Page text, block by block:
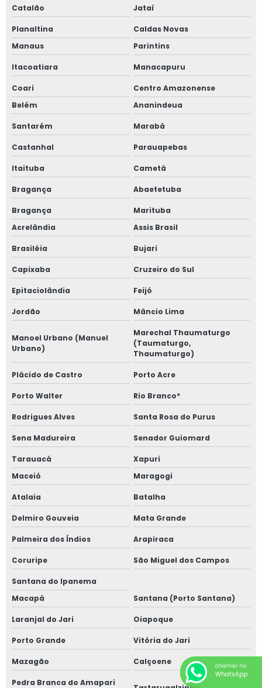
Catalão Jataí
Planaltina
Caldas Novas
Manaus
Parintins
Itacoatiara Manacapuru
Coari
Centro Amazonense
Belém
Ananindeua
Santarém Marabá
Castanhal Parauapebas
Itaituba Cametá
Bragança Abaetetuba
Bragança
Marituba
Acrelândia
Assis Brasil
Brasiléia Bujari
Capixaba Cruzeiro do Sul
Epitaciolândia Feijó
Jordão Mâncio Lima
Manoel Urbano (Manuel
Urbano)
Marechal Thaumaturgo
(Taumaturgo,
Thaumaturgo)
Plácido de Castro Porto Acre
Porto Walter Rio Branco*
Rodrigues Alves Santa Rosa do Purus
Sena Madureira Senador Guiomard
Tarauacá
Xapuri
Maceió
Maragogi
Atalaia Batalha
Delmiro Gouveia Mata Grande
Palmeira dos Índios Arapiraca
Coruripe São Miguel dos Campos
Santana do Ipanema
Macapá
Santana (Porto Santana)
Laranjal do Jari Oiapoque
Porto Grande Vitória do Jari
Mazagão Calçoene
Pedra Branca do Amapari
chamar no
WhatsApp